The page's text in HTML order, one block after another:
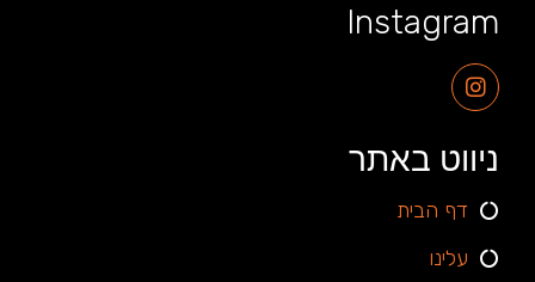
Instagram
ניווט באתר
דף הבית
עלינו